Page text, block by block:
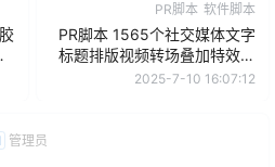
PR脚本 软件脚本
PR脚本 1565个社交媒体文字
标题排版视频转场叠加特效调
色分屏预设 Gal Toolkit V3.1
2025-7-10 16:07:12
管理员